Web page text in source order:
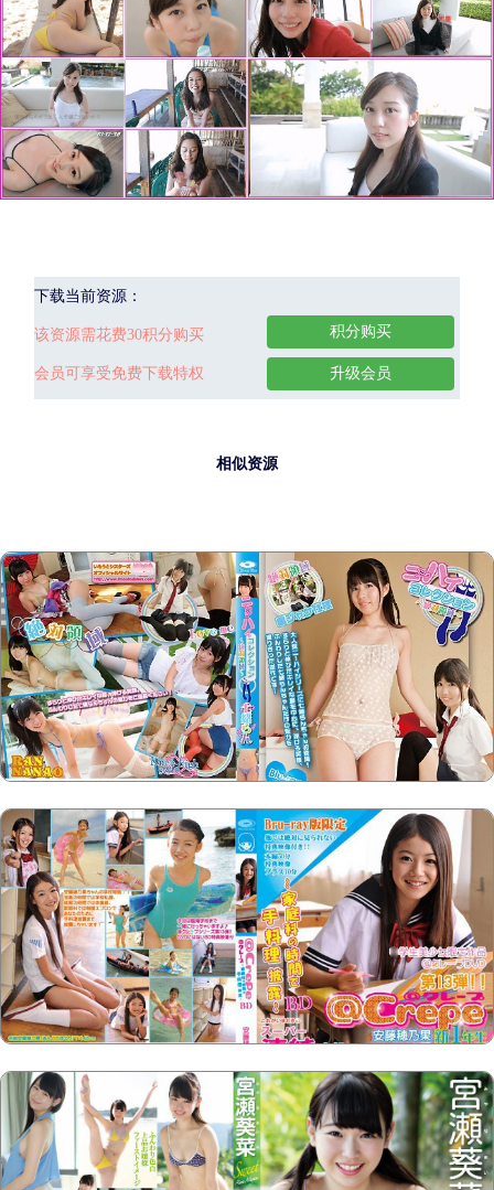
下载当前资源：
该资源需花费30积分购买
会员可享受免费下载特权
积分购买
升级会员
相似资源